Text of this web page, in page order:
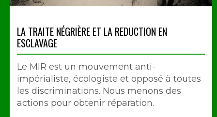
LA TRAITE NÉGRIÈRE ET LA REDUCTION EN
ESCLAVAGE
Le MIR est un mouvement anti-
impérialiste, écologiste et opposé à toutes
les discriminations. Nous menons des
actions pour obtenir réparation.